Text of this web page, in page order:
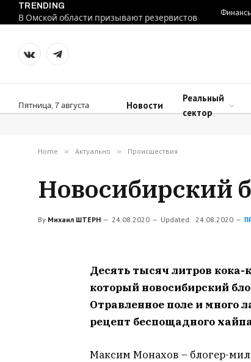
TRENDING
В Омской области призывают резервистов
VKontakteTelegram
Пятница, 7 августа Новости
Реальный
сектор
Home » Актуально » Происшествия
Новосибирский
By Михаил ШТЕРН 24.08.2020 Updated: 24.08.2020
Десять тысяч литров
который новосибирский
Отравленное поле и много
рецепт беспощадного
Максим Монахов – блогер-